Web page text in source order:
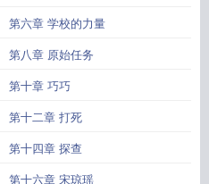
第六章 学校的力量
第八章 原始任务
第十章 巧巧
第十二章 打死
第十四章 探查
第十六章 宋琼瑶